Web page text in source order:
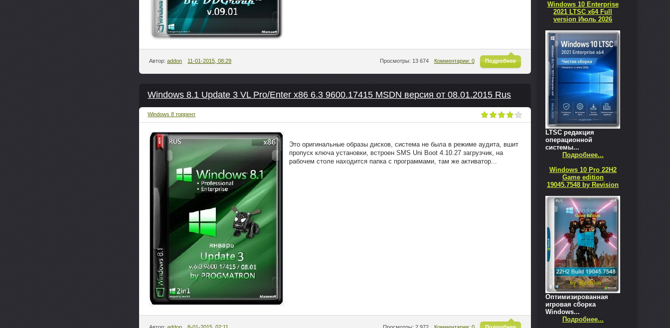
Подробнее
Комментарии: 0
Просмотры: 13 674
Автор:addon 11-01-2015, 08:29
Windows 8.1 Update 3 VL Pro/Enter x86 6.3 9600.17415 MSDN версия от 08.01.2015 Rus
Windows 8 торрент
Это оригинальные образы дисков, система не была в режиме аудита, вшит
пропуск ключа установки, встроен SMS Uni Boot 4.10.27 загрузчик, на
рабочем столе находится папка с программами, там же активатор...
Windows 10 Enterprise
2021 LTSC x64 Full
version Июль 2026
LTSC редакция
операционной
системы...
Подробнее...
Windows 10 Pro 22H2
Game edition
19045.7548 by Revision
Оптимизированная
игровая сборка
Windows...
Подробнее...